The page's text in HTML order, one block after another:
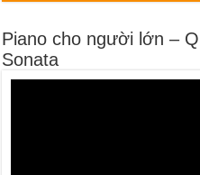
Piano cho người lớn –
Sonata